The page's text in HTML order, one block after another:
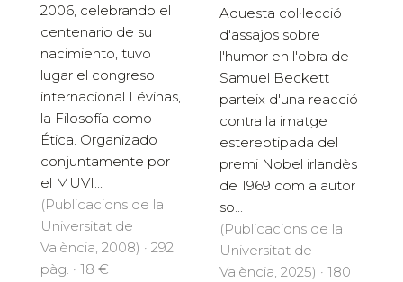
2006, celebrando el
centenario de su
nacimiento, tuvo
lugar el congreso
internacional Lévinas,
la Filosofía como
Ética. Organizado
conjuntamente por
el MUVI...
(Publicacions de la
Universitat de
València, 2008) · 292
pàg. · 18 €
Aquesta col·lecció
d'assajos sobre
l'humor en l'obra de
Samuel Beckett
parteix d'una reacció
contra la imatge
estereotipada del
premi Nobel irlandès
de 1969 com a autor
so...
(Publicacions de la
Universitat de
València, 2025) · 180